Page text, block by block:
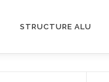
STRUCTURE ALU